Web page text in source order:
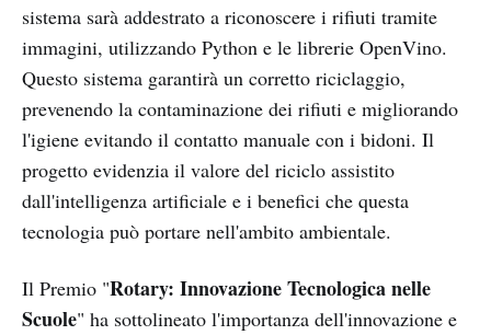
sistema sarà addestrato a riconoscere i rifiuti tramite
immagini, utilizzando Python e le librerie OpenVino.
Questo sistema garantirà un corretto riciclaggio,
prevenendo la contaminazione dei rifiuti e migliorando
l'igiene evitando il contatto manuale con i bidoni. Il
progetto evidenzia il valore del riciclo assistito
dall'intelligenza artificiale e i benefici che questa
tecnologia può portare nell'ambito ambientale.
Il Premio "Rotary: Innovazione Tecnologica nelle
Scuole" ha sottolineato l'importanza dell'innovazione e